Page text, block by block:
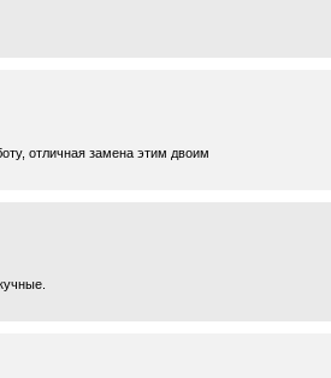
отличная замена этим двоим